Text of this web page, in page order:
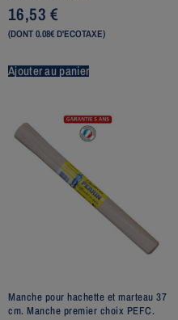
16,53€
(DONT 0.08€ D'ECOTAXE)
Ajouter au panier
Manche pour hachette et marteau 37
cm. Manche premier choix PEFC.